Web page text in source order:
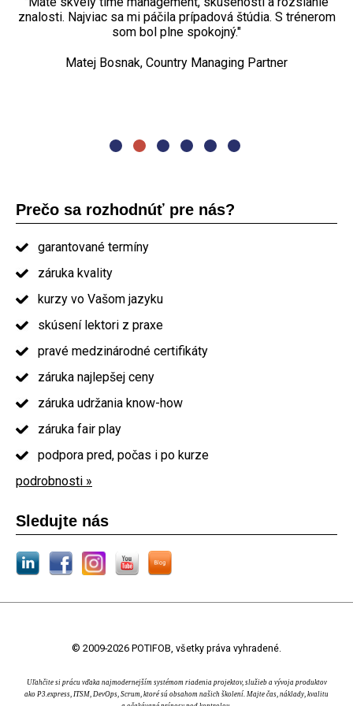
Petr Turovský, Project manager
„Najviac sa mi páčila organizácia kurzu. Naozaj dobré
znalosti. Najviac sa mi páčila prípadová štúdia. S trénerom
som bol plne spokojný."
Matej Bosnak, Country Managing Partner
projektového riadenia bol dostačujúci rozsahom aj
spôsobom, nemenila by som ho."
Oľga Pašmíková, project manager
Prečo sa rozhodnúť pre nás?
garantované termíny
záruka kvality
kurzy vo Vašom jazyku
skúsení lektori z praxe
pravé medzinárodné certifikáty
záruka najlepšej ceny
záruka udržania know-how
záruka fair play
podpora pred, počas i po kurze
podrobnosti »
Sledujte nás
© 2009-2026 POTIFOB, všetky práva vyhradené.
Uľahčite si prácu vďaka najmodernejším systémom riadenia projektov, služieb a vývoja produktov
ako P3.express, ITSM, DevOps, Scrum, ktoré sú obsahom našich školení. Majte čas, náklady, kvalitu